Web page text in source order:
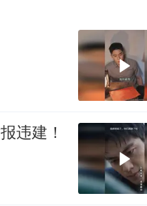
违建！